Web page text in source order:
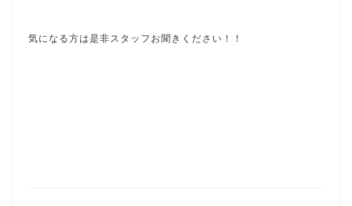
気になる方は是非スタッフお聞きください！！